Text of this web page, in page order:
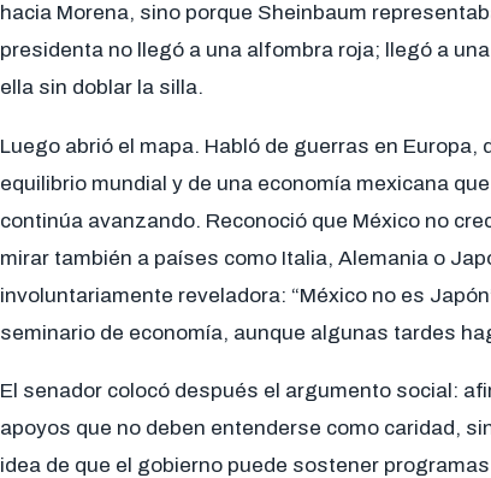
hacia Morena, sino porque Sheinbaum
presidenta no llegó a una alfombra roja; llegó a
ella sin doblar la silla.
Luego abrió el mapa. Habló de guerras en
equilibrio mundial y de una economía mexicana
continúa avanzando. Reconoció que México no
mirar también a países como Italia, Alemania o
involuntariamente reveladora: “México no es
seminario de economía, aunque algunas tardes
El senador colocó después el argumento social:
apoyos que no deben entenderse como caridad,
idea de que el gobierno puede sostener